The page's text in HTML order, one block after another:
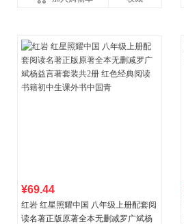
¥69.44
红岩 红星照耀中国 八年级上册配套阅
读名著正版原著全本无删减罗广斌杨